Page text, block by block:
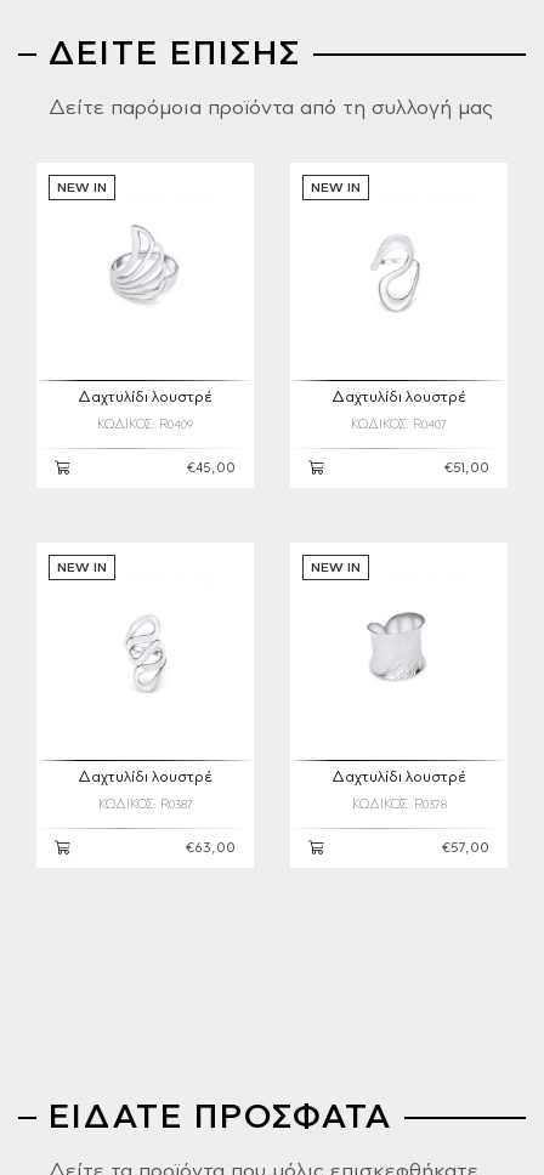
ΔΕΙΤΕ ΕΠΙΣΗΣ
Δείτε παρόμοια προϊόντα από τη συλλογή μας
NEW IN
Δαχτυλίδι λουστρέ
ΚΩΔΙΚΟΣ: R0409
€45,00
NEW IN
Δαχτυλίδι λουστρέ
ΚΩΔΙΚΟΣ: R0407
€51,00
NEW IN
Δαχτυλίδι λουστρέ
ΚΩΔΙΚΟΣ: R0387
€63,00
NEW IN
Δαχτυλίδι λουστρέ
ΚΩΔΙΚΟΣ: R0378
€57,00
ΕΙΔΑΤΕ ΠΡΟΣΦΑΤΑ